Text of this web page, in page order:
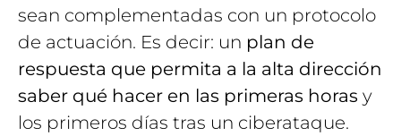
sean complementadas con un protocolo
de actuación. Es decir: un plan de
respuesta que permita a la alta dirección
saber qué hacer en las primeras horas y
los primeros días tras un ciberataque.